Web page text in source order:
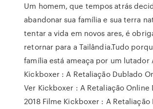
Um homem, que tempos atrás
abandonar sua família e sua terra
tentar a vida em novos ares, é
retornar para a Tailândia.Tudo
família está ameaça por um lutador
Kickboxer : A Retaliação Dublado
Ver Kickboxer : A Retaliação Online
2018 Filme Kickboxer : A Retaliação